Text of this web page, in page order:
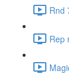
Rnd
Rep